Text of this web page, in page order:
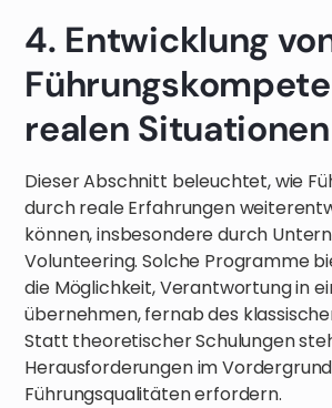
4. Entwicklung
realen Situationen
Dieser Abschnitt beleuchtet, wie
durch reale Erfahrungen
können, insbesondere durch
Volunteering. Solche Programme
die Möglichkeit, Verantwortung in
übernehmen, fernab des
Statt theoretischer Schulungen
Herausforderungen im
Führungsqualitäten erfordern.